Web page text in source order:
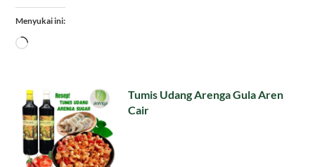
Menyukai ini:
Memuat...
Tumis Udang Arenga Gula Aren
Cair